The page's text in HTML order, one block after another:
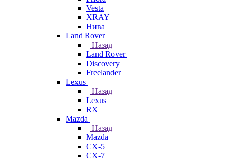
Vesta
XRAY
Нива
Land Rover
Назад
Land Rover
Discovery
Freelander
Lexus
Назад
Lexus
RX
Mazda
Назад
Mazda
CX-5
CX-7